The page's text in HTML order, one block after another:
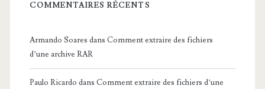
COMMENTAIRES RÉCENTS
Armando Soares dans Comment extraire des fichiers
d’une archive RAR
Paulo Ricardo dans Comment extraire des fichiers d’une